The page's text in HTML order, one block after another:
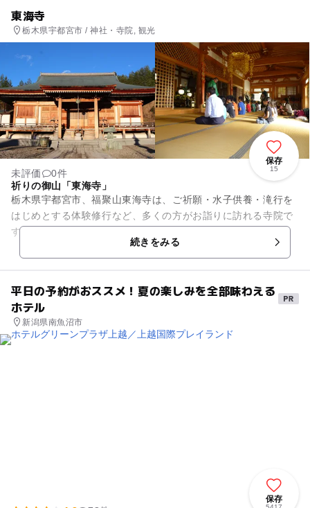
東海寺
栃木県宇都宮市 / 神社・寺院, 観光
保存
15
未評価
0件
祈りの御山「東海寺」
栃木県宇都宮市、福聚山東海寺は、ご祈願・水子供養・滝行を
はじめとする体験修行など、多くの方がお詣りに訪れる寺院で
す。
続きをみる
平日の予約がおススメ！夏の楽しみを全部味わえる
ホテル
新潟県南魚沼市
保存